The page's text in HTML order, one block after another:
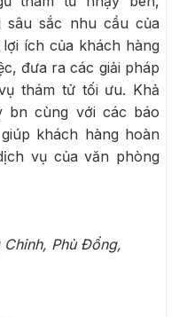
sâu sắc nhu cầu của
ích của khách hàng
đưa ra các giải pháp
thám tử tối ưu. Khả
bn cùng với các báo
khách hàng hoàn
vụ của văn phòng
Phù Đổng,